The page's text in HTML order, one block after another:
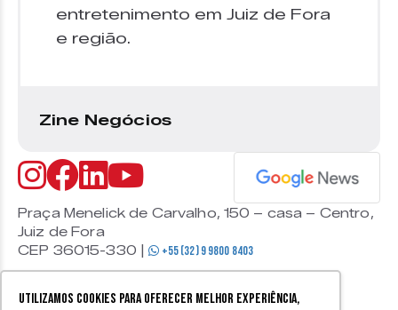
Utilizamos cookies para oferecer melhor experiência,
entretenimento em Juiz de Fora
e região.
Zine Negócios
Praça Menelick de Carvalho, 150 – casa – Centro,
Juiz de Fora
CEP 36015-330 |
+55 (32) 9 9800 8403